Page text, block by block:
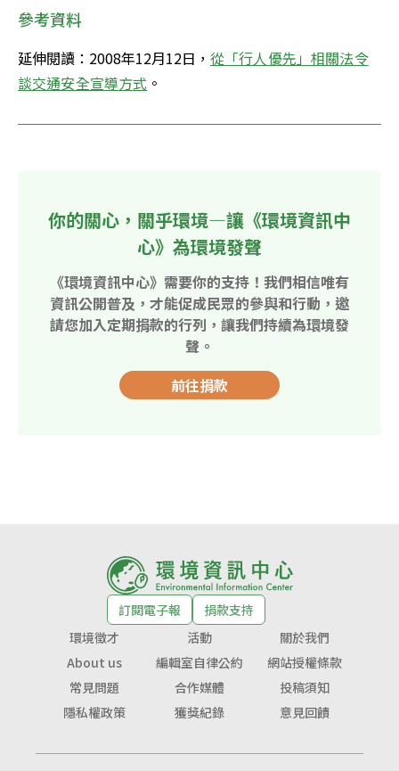
參考資料
延伸閱讀：2008年12月12日， 從「行人優先」相關法令
談交通安全宣導方式 。
你的關心，關乎環境—讓《環境資訊中
心》為環境發聲
《環境資訊中心》需要你的支持！我們相信唯有
資訊公開普及，才能促成民眾的參與和行動，邀
請您加入定期捐款的行列，讓我們持續為環境發
聲。
前往捐款
訂閱電子報
捐款支持
環境徵才
活動
關於我們
About us
編輯室自律公約
網站授權條款
常見問題
合作媒體
投稿須知
隱私權政策
獲獎紀錄 意見回饋